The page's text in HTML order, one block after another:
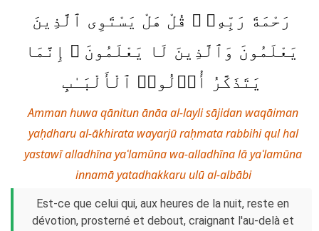
رَحْمَةَ رَبِّهِۦ ۗ قُلْ هَلْ يَسْتَوِى ٱلَّذِينَ
يَعْلَمُونَ وَٱلَّذِينَ لَا يَعْلَمُونَ ۗ إِنَّمَا
يَتَذَكَّرُ أُو۟لُوا۟ ٱلْأَلْبَـٰبِ
Amman huwa qānitun ānāa al-layli sājidan waqāiman
yaḥdharu al-ākhirata wayarjū raḥmata rabbihi qul hal
yastawī alladhīna yaʿlamūna wa-alladhīna lā yaʿlamūna
innamā yatadhakkaru ulū al-albābi
Est-ce que celui qui, aux heures de la nuit, reste en
dévotion, prosterné et debout, craignant l'au-delà et